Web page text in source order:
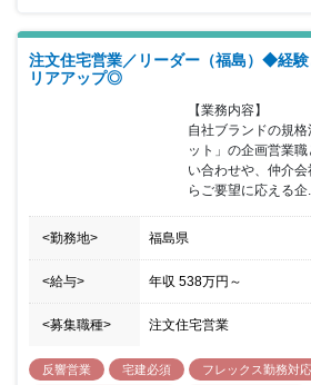
注文住宅営業／リーダー（福島）◆経
リアアップ◎
【業務内容】
自社ブランドの規
ット」の企画営業
い合わせや、仲介
らご要望に応える企
<勤務地> 福島県
<給与> 年収 538万円 ～
<募集職種> 注文住宅営業
反響営業 宅建必須
フレックス勤務対